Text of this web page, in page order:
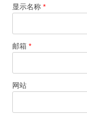
显示名称 *
邮箱 *
网站